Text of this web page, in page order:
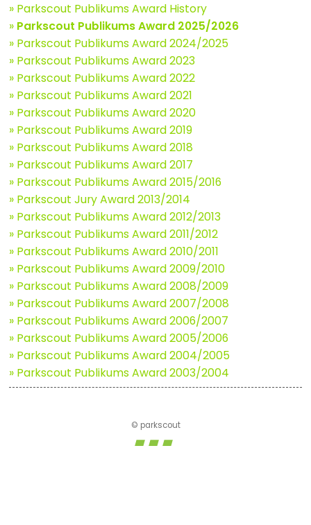
» Parkscout Publikums Award History
» Parkscout Publikums Award 2025/2026
» Parkscout Publikums Award 2024/2025
» Parkscout Publikums Award 2023
» Parkscout Publikums Award 2022
» Parkscout Publikums Award 2021
» Parkscout Publikums Award 2020
» Parkscout Publikums Award 2019
» Parkscout Publikums Award 2018
» Parkscout Publikums Award 2017
» Parkscout Publikums Award 2015/2016
» Parkscout Jury Award 2013/2014
» Parkscout Publikums Award 2012/2013
» Parkscout Publikums Award 2011/2012
» Parkscout Publikums Award 2010/2011
» Parkscout Publikums Award 2009/2010
» Parkscout Publikums Award 2008/2009
» Parkscout Publikums Award 2007/2008
» Parkscout Publikums Award 2006/2007
» Parkscout Publikums Award 2005/2006
» Parkscout Publikums Award 2004/2005
» Parkscout Publikums Award 2003/2004
© parkscout